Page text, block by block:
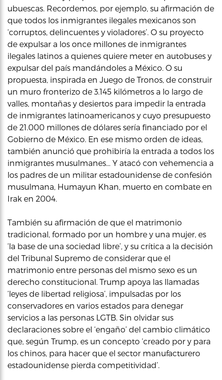
ubuescas. Recordemos, por ejemplo, su afirmación de
que todos los inmigrantes ilegales mexicanos son
‘corruptos, delincuentes y violadores’. O su proyecto
de expulsar a los once millones de inmigrantes
ilegales latinos a quienes quiere meter en autobuses y
expulsar del país mandándoles a México. O su
propuesta, inspirada en Juego de Tronos, de construir
un muro fronterizo de 3.145 kilómetros a lo largo de
valles, montañas y desiertos para impedir la entrada
de inmigrantes latinoamericanos y cuyo presupuesto
de 21.000 millones de dólares sería financiado por el
Gobierno de México. En ese mismo orden de ideas,
también anunció que prohibiría la entrada a todos los
inmigrantes musulmanes… Y atacó con vehemencia a
los padres de un militar estadounidense de confesión
musulmana, Humayun Khan, muerto en combate en
Irak en 2004.
También su afirmación de que el matrimonio
tradicional, formado por un hombre y una mujer, es
‘la base de una sociedad libre’, y su crítica a la decisión
del Tribunal Supremo de considerar que el
matrimonio entre personas del mismo sexo es un
derecho constitucional. Trump apoya las llamadas
‘leyes de libertad religiosa’, impulsadas por los
conservadores en varios estados para denegar
servicios a las personas LGTB. Sin olvidar sus
declaraciones sobre el ‘engaño’ del cambio climático
que, según Trump, es un concepto ‘creado por y para
los chinos, para hacer que el sector manufacturero
estadounidense pierda competitividad’.